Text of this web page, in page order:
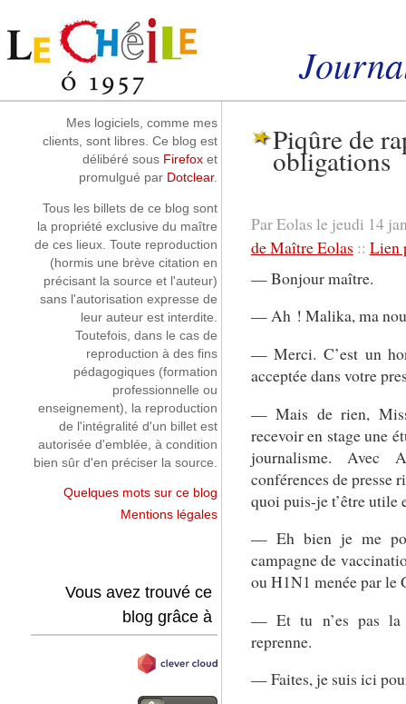
Piqûre de
obligations
Par Eolas le jeudi 14
de Maître Eolas :: Lien
— Bonjour maître.
— Ah ! Malika, ma
— Merci. C’est un
acceptée dans votre
— Mais de rien,
recevoir en stage une
journalisme. Avec
conférences de presse
quoi puis-je t’être utile
— Eh bien je me
campagne de
ou H1N1 menée par
— Et tu n’es pas la
reprenne.
— Faites, je suis ici
Mes logiciels, comme mes
clients, sont libres. Ce blog est
délibéré sous Firefox et
promulgué par Dotclear.
Tous les billets de ce blog sont
la propriété exclusive du maître
de ces lieux. Toute reproduction
(hormis une brève citation en
précisant la source et l'auteur)
sans l'autorisation expresse de
leur auteur est interdite.
Toutefois, dans le cas de
reproduction à des fins
pédagogiques (formation
professionnelle ou
enseignement), la reproduction
de l'intégralité d'un billet est
autorisée d'emblée, à condition
bien sûr d'en préciser la source.
Quelques mots sur ce blog
Mentions légales
Vous avez trouvé ce
blog grâce à